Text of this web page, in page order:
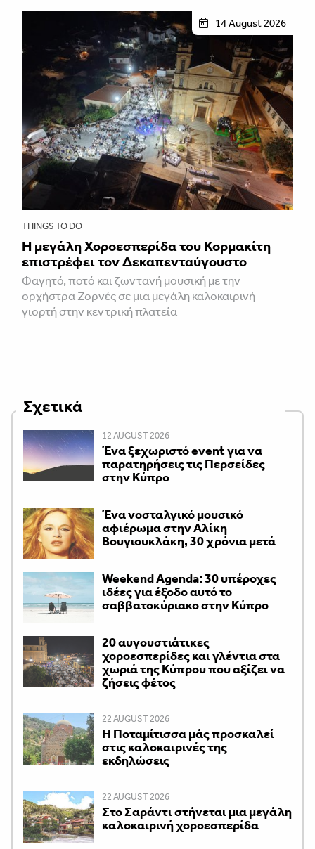
14 August 2026
THINGS TO DO
Η μεγάλη Χοροεσπερίδα του Κορμακίτη
επιστρέφει τον Δεκαπενταύγουστο
Φαγητό, ποτό και ζωντανή μουσική με την
ορχήστρα Ζορνές σε μια μεγάλη καλοκαιρινή
γιορτή στην κεντρική πλατεία
Σχετικά
12 AUGUST 2026
Ένα ξεχωριστό event για να
παρατηρήσεις τις Περσείδες
στην Κύπρο
Ένα νοσταλγικό μουσικό
αφιέρωμα στην Αλίκη
Βουγιουκλάκη, 30 χρόνια μετά
Weekend Agenda: 30 υπέροχες
ιδέες για έξοδο αυτό το
σαββατοκύριακο στην Κύπρο
20 αυγουστιάτικες
χοροεσπερίδες και γλέντια στα
χωριά της Κύπρου που αξίζει να
ζήσεις φέτος
22 AUGUST 2026
Η Ποταμίτισσα μάς προσκαλεί
στις καλοκαιρινές της
εκδηλώσεις
22 AUGUST 2026
Στο Σαράντι στήνεται μια μεγάλη
καλοκαιρινή χοροεσπερίδα